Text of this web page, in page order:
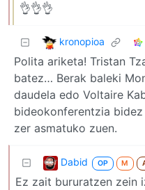
👌👌👌
kronopioa
Polita ariketa! Tristan
batez… Berak baleki
daudela edo Voltaire
bideokonferentzia
zer asmatuko zuen.
Dabid OP M
Ez zait bururatzen zein